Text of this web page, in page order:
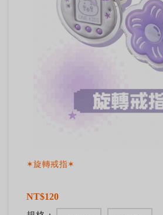
✶旋轉戒指✶
NT$120